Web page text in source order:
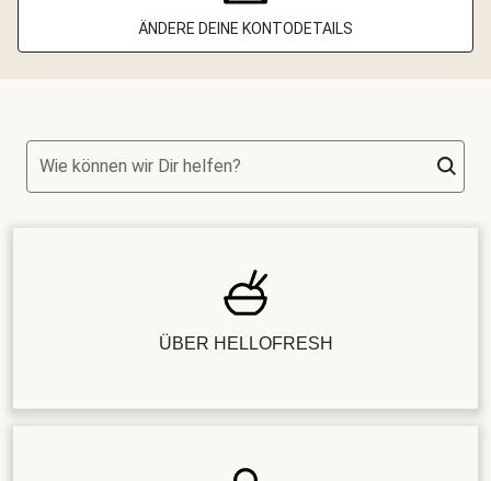
ÄNDERE DEINE KONTODETAILS
Wie können wir Dir helfen?
ÜBER HELLOFRESH